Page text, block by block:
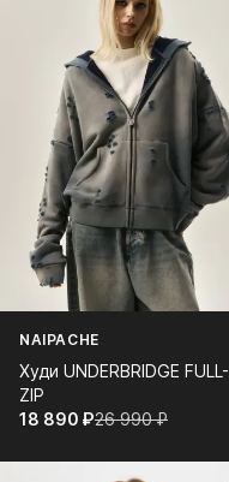
NAIPACHE
Худи UNDERBRIDGE FULL-
ZIP
18 890⁠ ⁠₽26 990⁠ ⁠₽